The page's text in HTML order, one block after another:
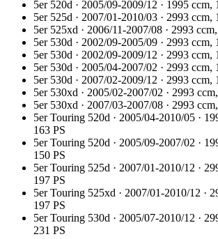
5er 520d · 2005/09-2009/12 · 1995 ccm,
5er 525d · 2007/01-2010/03 · 2993 ccm,
5er 525xd · 2006/11-2007/08 · 2993
5er 530d · 2002/09-2005/09 · 2993 ccm,
5er 530d · 2002/09-2009/12 · 2993 ccm,
5er 530d · 2005/04-2007/02 · 2993 ccm,
5er 530d · 2007/02-2009/12 · 2993 ccm,
5er 530xd · 2005/02-2007/02 · 2993
5er 530xd · 2007/03-2007/08 · 2993
5er Touring 520d · 2005/04-2010/05 ·
163 PS
5er Touring 520d · 2005/09-2007/02 ·
150 PS
5er Touring 525d · 2007/01-2010/12 ·
197 PS
5er Touring 525xd · 2007/01-2010/12 ·
197 PS
5er Touring 530d · 2005/07-2010/12 ·
231 PS